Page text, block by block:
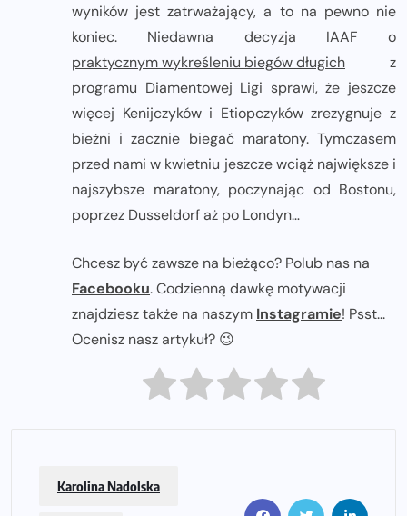
wyników jest zatrważający, a to na pewno nie
koniec. Niedawna decyzja IAAF o
praktycznym wykreśleniu biegów długich z
programu Diamentowej Ligi sprawi, że jeszcze
więcej Kenijczyków i Etiopczyków zrezygnuje z
bieżni i zacznie biegać maratony. Tymczasem
przed nami w kwietniu jeszcze wciąż największe i
najszybsze maratony, poczynając od Bostonu,
poprzez Dusseldorf aż po Londyn…
Chcesz być zawsze na bieżąco? Polub nas na
Facebooku. Codzienną dawkę motywacji
znajdziesz także na naszym Instagramie! Psst...
Ocenisz nasz artykuł? 😉
Karolina Nadolska